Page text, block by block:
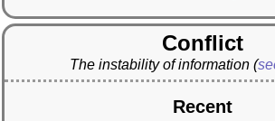
Conflict
The instability of information (
Recent